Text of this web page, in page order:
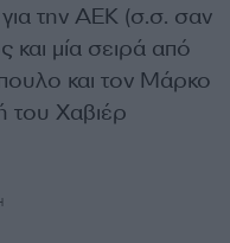
την ΑΕΚ (σ.σ. σαν
και μία σειρά από
και τον Μάρκο
του Χαβιέρ